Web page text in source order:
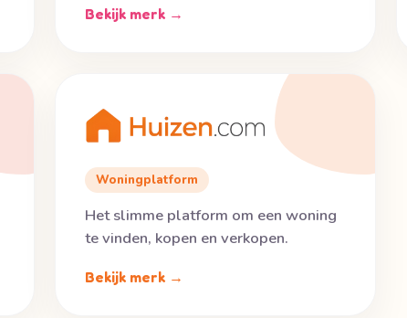
Bekijk merk →
Woningplatform
Het slimme platform om een woning
te vinden, kopen en verkopen.
Bekijk merk →